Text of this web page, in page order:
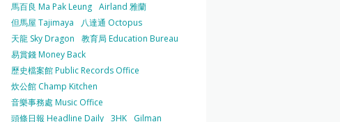
馬百良 Ma Pak Leung Airland 雅蘭
但馬屋 Tajimaya
八達通 Octopus
天龍 Sky Dragon
教育局 Education Bureau
易賞錢 Money Back
歷史檔案館 Public Records Office
炊公館 Champ Kitchen
音樂事務處 Music Office
頭條日報 Headline Daily 3HK
Gilman